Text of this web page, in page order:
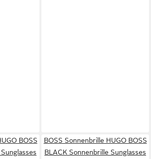
BOSS
BOSS Sonnenbrille HUGO BOSS
BLACK Sonnenbrille Sunglasses